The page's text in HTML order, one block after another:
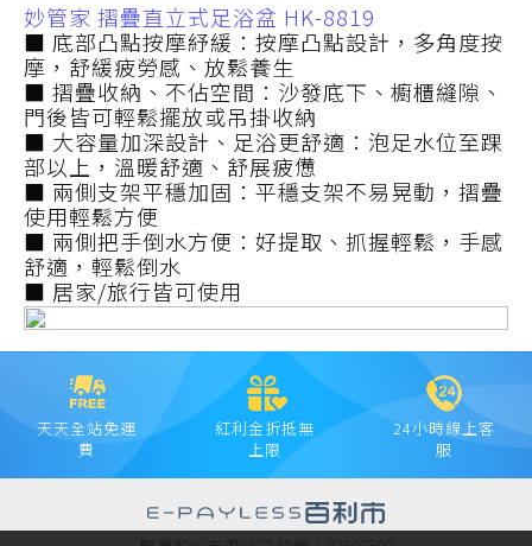
妙管家 摺疊直立式足浴盆 HK-8819
■ 底部凸點按摩紓緩：按摩凸點設計，多角度按
摩，舒緩疲勞感、放鬆養生
■ 摺疊收納、不佔空間：沙發底下、櫥櫃縫隙、
門後皆可輕鬆擺放或吊掛收納
■ 大容量加深設計、足浴更舒適：泡足水位至踝
部以上，溫暖舒適、舒展疲憊
■ 兩側支架平穩加固：平穩支架不易晃動，摺疊
使用輕鬆方便
■ 兩側把手倒水方便：好提取、抓握輕鬆，手感
舒適，輕鬆倒水
■ 居家/旅行皆可使用
天天全站免運
費
紅利金折抵無
上限
24小時線上客
服